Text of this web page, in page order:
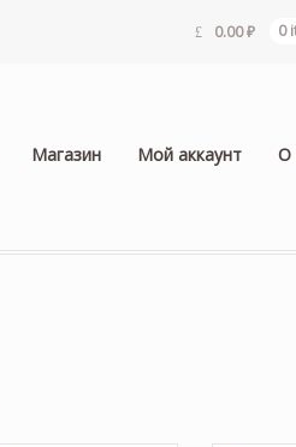
0.00₽ 0
Магазин Мой аккаунт О